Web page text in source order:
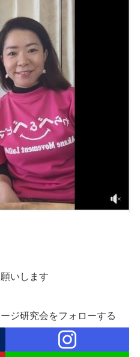
いします
ジ研究会をフォローする